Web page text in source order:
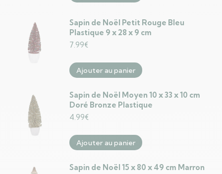
Sapin de Noël Petit Rouge Bleu
Plastique 9 x 28 x 9 cm
7.99€
Ajouter au panier
Sapin de Noël Moyen 10 x 33 x 10 cm
Doré Bronze Plastique
4.99€
Ajouter au panier
Sapin de Noël 15 x 80 x 49 cm Marron